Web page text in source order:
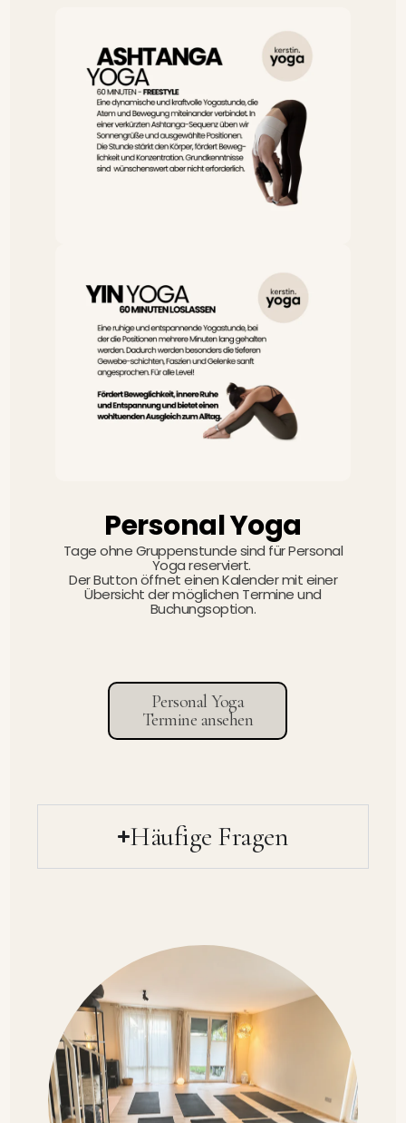
Personal Yoga
Tage ohne Gruppenstunde sind für Personal
Yoga reserviert.
Der Button öffnet einen Kalender mit einer
Übersicht der möglichen Termine und
Buchungsoption.
Personal Yoga
Termine ansehen
Häufige Fragen